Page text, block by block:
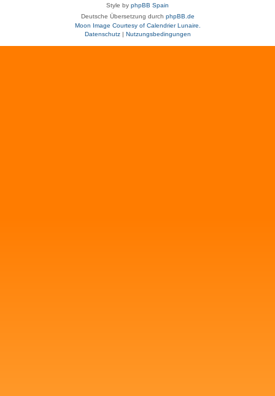
Style by phpBB Spain
Deutsche Übersetzung durch phpBB.de
Moon Image Courtesy of Calendrier Lunaire.
Datenschutz| Nutzungsbedingungen